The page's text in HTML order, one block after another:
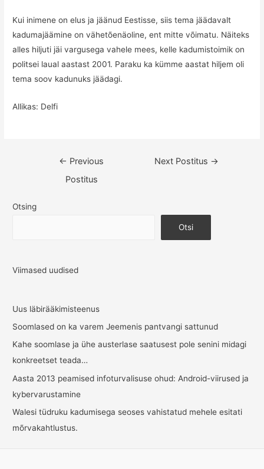
Kui inimene on elus ja jäänud Eestisse, siis tema jäädavalt
kadumajäämine on vähetõenäoline, ent mitte võimatu. Näiteks
alles hiljuti jäi vargusega vahele mees, kelle kadumistoimik on
politsei laual aastast 2001. Paraku ka kümme aastat hiljem oli
tema soov kadunuks jäädagi.
Allikas: Delfi
Navigeerimine
← Previous
Postitus
Next Postitus →
Otsing
Otsi
Viimased uudised
Uus läbirääkimisteenus
Soomlased on ka varem Jeemenis pantvangi sattunud
Kahe soomlase ja ühe austerlase saatusest pole senini midagi
konkreetset teada…
Aasta 2013 peamised infoturvalisuse ohud: Android-viirused ja
kybervarustamine
Walesi tüdruku kadumisega seoses vahistatud mehele esitati
mõrvakahtlustus.